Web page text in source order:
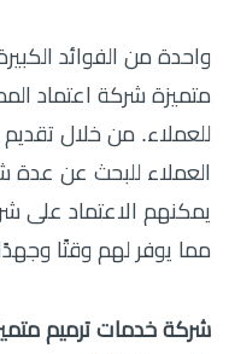
واحدة من الفوائد
متميزة شركة اعتماد
للعملاء. من خلال
العملاء للبحث عن عدة
يمكنهم الاعتماد على
مما يوفر لهم وقتًا
شركة خدمات ترميم